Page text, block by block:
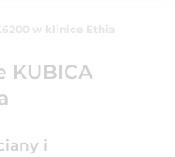
w klinice Ethia
KUBICA
i